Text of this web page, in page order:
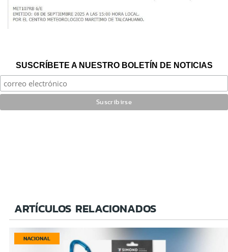
SUSCRÍBETE A NUESTRO BOLETÍN DE NOTICIAS
ARTÍCULOS RELACIONADOS
NACIONAL